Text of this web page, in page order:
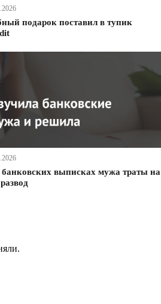
подарок поставил в тупик
выписках мужа траты на